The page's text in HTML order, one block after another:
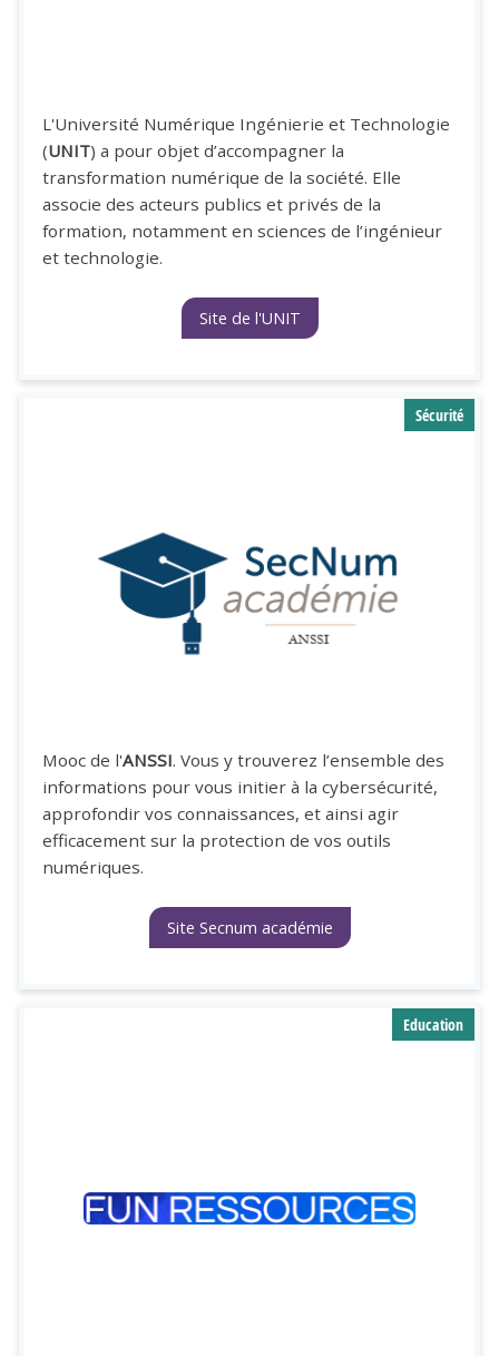
L'Université Numérique Ingénierie et Technologie
(UNIT) a pour objet d’accompagner la
transformation numérique de la société. Elle
associe des acteurs publics et privés de la
formation, notamment en sciences de l’ingénieur
et technologie.
Site de l'UNIT
Sécurité
Mooc de l'ANSSI. Vous y trouverez l’ensemble des
informations pour vous initier à la cybersécurité,
approfondir vos connaissances, et ainsi agir
efficacement sur la protection de vos outils
numériques.
Site Secnum académie
Education